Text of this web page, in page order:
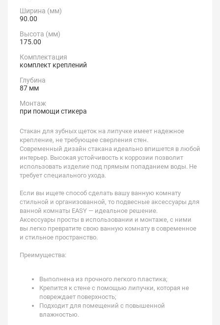
Ширина (мм)
90.00
Высота (мм)
175.00
Комплектация
комплект креплений
Глубина
87 мм
Монтаж
при помощи стикера
Стакан для зубных щеток на липучке имеет надежное
крепление, не требующее сверления стен.
Современный дизайн стакана идеально впишется в любой
интерьер. Высокая устойчивость к коррозии позволит
использовать изделие под прямым попаданием воды. Не
требует специального ухода.
Если вы ищете способ сделать вашу ванную комнату
стильной и организованной, то подвесные аксессуары для
ванной комнаты EASY — идеальное решение.
Аксессуары просты в использовании и монтаже, с ними
вы легко превратите свою ванную комнату в современное
и стильное пространство.
Преимущества:
Выполнена из прочного легкого пластика;
Крепится к стене с помощью липучки, которая не
повреждает поверхность;
Подходит для помещений с повышенной
влажностью.